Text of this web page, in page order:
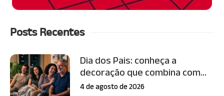
Posts Recentes
Dia dos Pais: conheça a
decoração que combina com...
4 de agosto de 2026